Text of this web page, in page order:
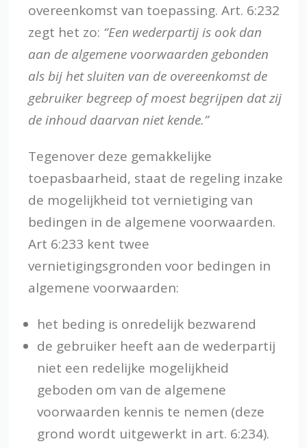
overeenkomst van toepassing. Art. 6:232
zegt het zo: “Een wederpartij is ook dan
aan de algemene voorwaarden gebonden
als bij het sluiten van de overeenkomst de
gebruiker begreep of moest begrijpen dat zij
de inhoud daarvan niet kende.”
Tegenover deze gemakkelijke
toepasbaarheid, staat de regeling inzake
de mogelijkheid tot vernietiging van
bedingen in de algemene voorwaarden.
Art 6:233 kent twee
vernietigingsgronden voor bedingen in
algemene voorwaarden:
het beding is onredelijk bezwarend
de gebruiker heeft aan de wederpartij
niet een redelijke mogelijkheid
geboden om van de algemene
voorwaarden kennis te nemen (deze
grond wordt uitgewerkt in art. 6:234).